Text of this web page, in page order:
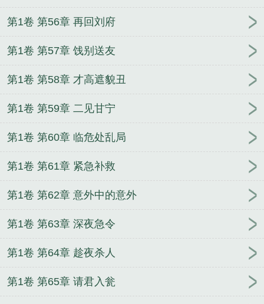
第1卷 第56章 再回刘府
第1卷 第57章 饯别送友
第1卷 第58章 才高遮貌丑
第1卷 第59章 二见甘宁
第1卷 第60章 临危处乱局
第1卷 第61章 紧急补救
第1卷 第62章 意外中的意外
第1卷 第63章 深夜急令
第1卷 第64章 趁夜杀人
第1卷 第65章 请君入瓮